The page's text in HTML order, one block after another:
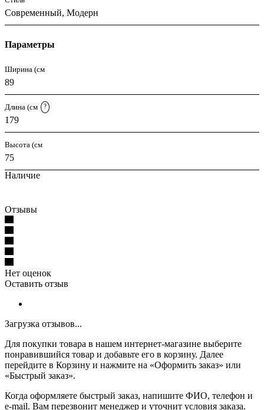
Современный, Модерн
Параметры
Ширина (см
89
Длина (см ?
179
Высота (см
75
Наличие
Отзывы
Нет оценок
Оставить отзыв
Загрузка отзывов...
Для покупки товара в нашем интернет-магазине выберите
понравившийся товар и добавьте его в корзину. Далее
перейдите в Корзину и нажмите на «Оформить заказ» или
«Быстрый заказ».
Когда оформляете быстрый заказ, напишите ФИО, телефон и
e-mail. Вам перезвонит менеджер и уточнит условия заказа.